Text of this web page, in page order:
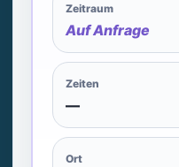
Zeitraum
Auf Anfrage
Zeiten
—
Ort